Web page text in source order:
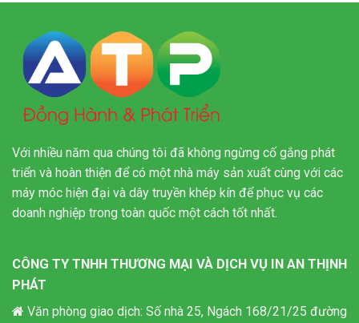
Với nhiều năm qua chúng tôi đã không ngừng cố gắng phát
triển và hoàn thiện để có một nhà máy sản xuất cùng với các
máy móc hiện đại và dây truyền khép kín để phục vụ các
doanh nghiệp trong toàn quốc một cách tốt nhất.
CÔNG TY TNHH THƯƠNG MẠI VÀ DỊCH VỤ IN AN THỊNH
PHÁT
Văn phòng giao dịch: Số nhà 25, Ngách 168/21/25 đường